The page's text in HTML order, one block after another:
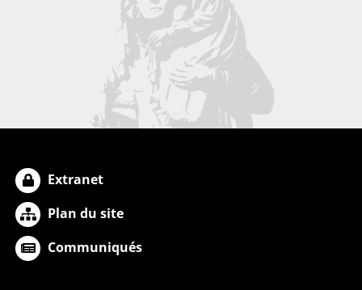
Extranet
Plan du site
Communiqués